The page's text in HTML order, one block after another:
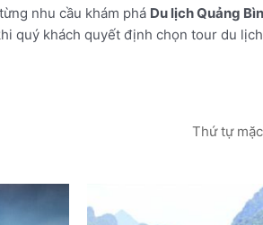
nhu cầu khám phá Du lịch Quảng
quý khách quyết định chọn tour du